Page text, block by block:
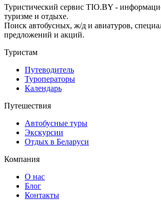
Туристический сервис TIO.BY -
туризме и отдыхе.
Поиск автобусных, ж/д и авиатуров,
предложений и акций.
Туристам
Путеводитель
Туроператоры
Календарь
Путешествия
Автобусные туры
Экскурсии
Отдых в Беларуси
Компания
О нас
Блог
Контакты